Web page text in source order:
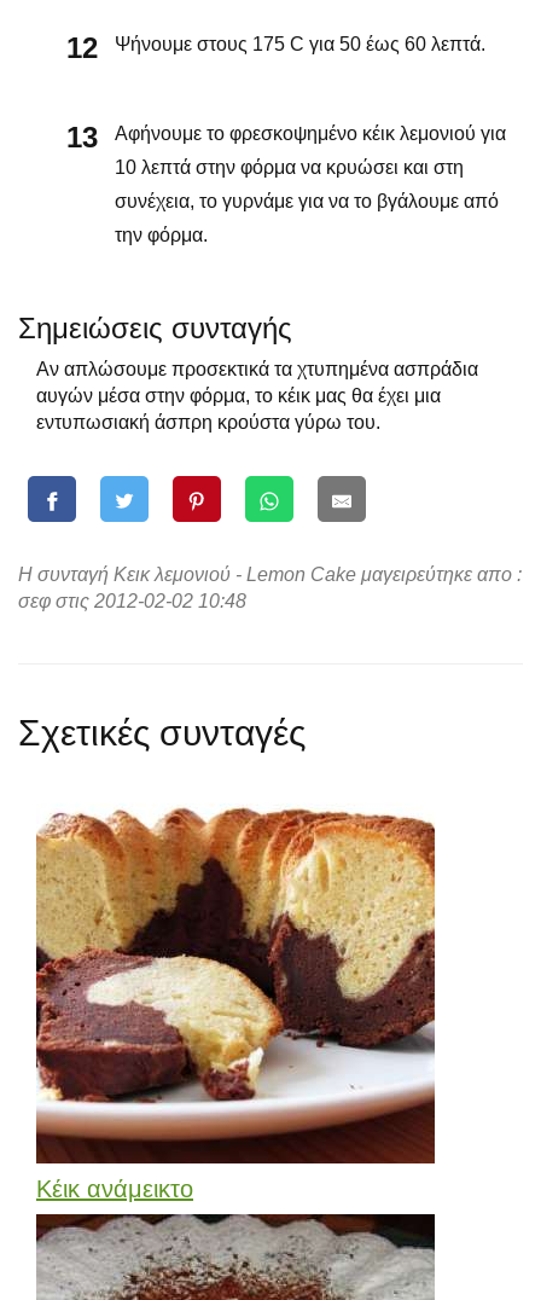
Ψήνουμε στους 175 C για 50 έως 60 λεπτά.
Αφήνουμε το φρεσκοψημένο κέικ λεμονιού για
10 λεπτά στην φόρμα να κρυώσει και στη
συνέχεια, το γυρνάμε για να το βγάλουμε από
την φόρμα.
Σημειώσεις συνταγής
Αν απλώσουμε προσεκτικά τα χτυπημένα ασπράδια
αυγών μέσα στην φόρμα, το κέικ μας θα έχει μια
εντυπωσιακή άσπρη κρούστα γύρω του.
Η συνταγή Κεικ λεμονιού - Lemon Cake μαγειρεύτηκε απο :
σεφ στις 2012-02-02 10:48
Σχετικές συνταγές
Κέικ ανάμεικτο